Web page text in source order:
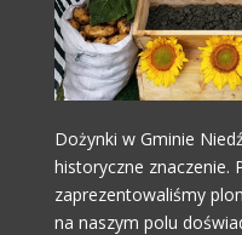
Dożynki w Gminie
historyczne znaczenie.
zaprezentowaliśmy
na naszym polu